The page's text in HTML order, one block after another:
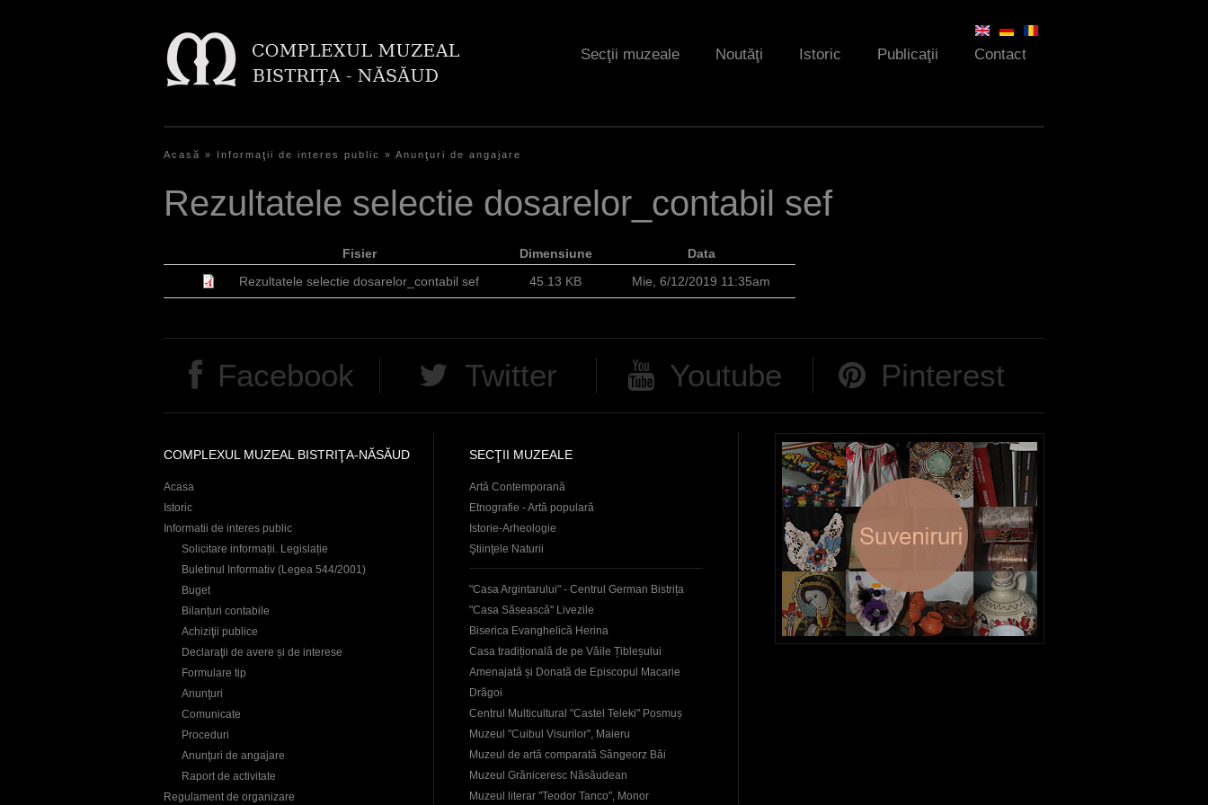
Secţii muzeale Noutăţi Istoric Publicaţii Contact
ş
i
a
Acasă » Informaţii de interes public » Anunţuri de angajare
Rezultatele selectie dosarelor_contabil sef
Fisier Dimensiune
Data
Rezultatele selectie dosarelor_contabil sef
45.13 KB Mie, 6/12/2019 11:35am
Facebook Twitter Youtube Pinterest
COMPLEXUL MUZEAL BISTRIŢA-NĂSĂUD
Acasa
Istoric
Informatii de interes public
Solicitare informații. Legislație
Buletinul Informativ (Legea 544/2001)
Buget
Bilanțuri contabile
Achiziţii publice
Declaraţii de avere și de interese
Formulare tip
Anunţuri
Comunicate
Proceduri
Anunţuri de angajare
Raport de activitate
Regulament de organizare
SECŢII MUZEALE
Artă Contemporană
Etnografie - Artă populară
Istorie-Arheologie
Ştiinţele Naturii
"Casa Argintarului" - Centrul German Bistrița
"Casa Săsească" Livezile
Biserica Evanghelică Herina
Casa tradițională de pe Văile Țibleșului
Amenajată și Donată de Episcopul Macarie
Drăgoi
Centrul Multicultural "Castel Teleki" Posmuș
Muzeul "Cuibul Visurilor", Maieru
Muzeul de artă comparată Sângeorz Băi
Muzeul Grăniceresc Năsăudean
Muzeul literar "Teodor Tanco", Monor